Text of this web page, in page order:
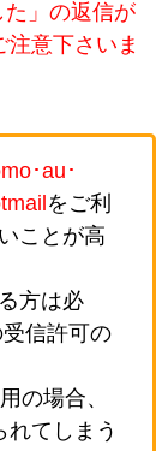
」の返信が
注意下さいま
･au･
をご利
ことが高
方は必
信許可の
の場合、
れてしまう